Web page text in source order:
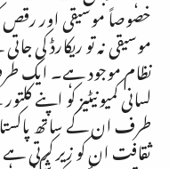
خصوصاً موسیقی اور رقص
موسیقی نہ تو ریکارڈ کی
نظام موجود ہے۔ ایک
لسانی کمیونیٹیز کو اپنے
طرف ان کے ساتھ
ثقافت ان کو زیر کرتی